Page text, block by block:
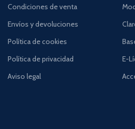
Condiciones de venta
Envíos y devoluciones
Política de cookies
Política de privacidad
Aviso legal
E-